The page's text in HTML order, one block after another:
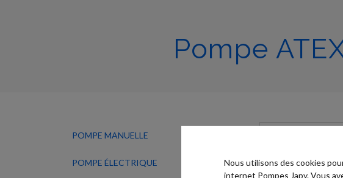
Pompe
POMPE MANUELLE
POMPE ÉLECTRIQUE
Nous utilisons des cookies
internet Pompes Japy. Vous